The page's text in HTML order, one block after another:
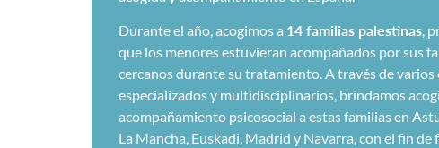
Durante el año, acogimos a 14 familias palestinas,
que los menores estuvieran acompañados por sus
cercanos durante su tratamiento. A través de varios
especializados y multidisciplinarios, brindamos
acompañamiento psicosocial a estas familias en
La Mancha, Euskadi, Madrid y Navarra, con el fin de